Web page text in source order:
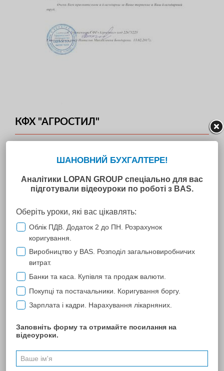
КФХ "АГРОСТИЛ"
Ваша программа создана для сельскохозяйственных
предприятий, наша организация и является
сельскохозяйственным предприятием.
"ЛЕДИ".
У нас были сложности учета - группировок, оборотов, актов
сверки (потому, что это мы выписывали с бумажных
носителей).
Наши впечатления о Вашем сервисе только теплые и
впечатляющие.
Ваши специалисты очень отзывчивы, добродушны, на
протяжении 2016 года мы не услышали от них негодований на
наши иногда закрученные вопросы.
проблемой по закрытию счета 231, но Ваши специалисты,
специалисты с большой буквы - все абсолютно, но особенно
течение 3 дней, и ни разу мы не отметили себе о ее
негодовании по отношению к нашему предприятию, а у нас
все-таки 3 рабочих места, три разных по характеру бухгалтера.